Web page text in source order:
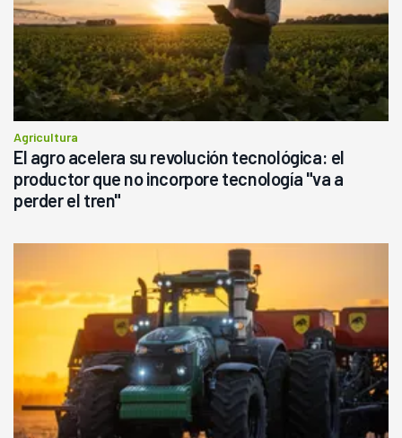
Agricultura
El agro acelera su revolución tecnológica: el
productor que no incorpore tecnología "va a
perder el tren"